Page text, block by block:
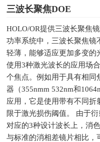
三波长聚焦DOE
HOLO/OR提供三波长聚焦
功率系统中，三波长聚焦镜
轻薄，能够适应更加多变的
使用3种激光波长的应用场
个焦点。例如用于具有相同
器（355nmm 532nm和
应用，它是使用带有不同折
限于激光损伤阈值。 由于
对应的3种设计波长上，消
与标准的消相差镜片相比，